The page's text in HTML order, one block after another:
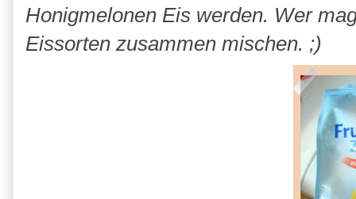
Honigmelonen Eis werden. Wer
Eissorten zusammen mischen. ;)